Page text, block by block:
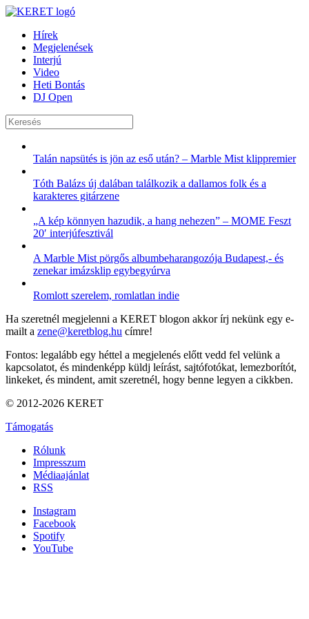
Hírek
Megjelenések
Interjú
Video
Heti Bontás
DJ Open
Talán napsütés is jön az eső után? – Marble Mist klippremier
Tóth Balázs új dalában találkozik a dallamos folk és a
karakteres gitárzene
„A kép könnyen hazudik, a hang nehezen” – MOME Feszt
20′ interjúfesztivál
A Marble Mist pörgős albumbeharangozója Budapest,- és
zenekar imázsklip egybegyúrva
Romlott szerelem, romlatlan indie
Ha szeretnél megjelenni a KERET blogon akkor írj nekünk egy e-
mailt a zene@keretblog.hu címre!
Fontos: legalább egy héttel a megjelenés előtt vedd fel velünk a
kapcsolatot, és mindenképp küldj leírást, sajtófotókat, lemezborítót,
linkeket, és mindent, amit szeretnél, hogy benne legyen a cikkben.
© 2012-2026 KERET
Támogatás
Rólunk
Impresszum
Médiaajánlat
RSS
Instagram
Facebook
Spotify
YouTube